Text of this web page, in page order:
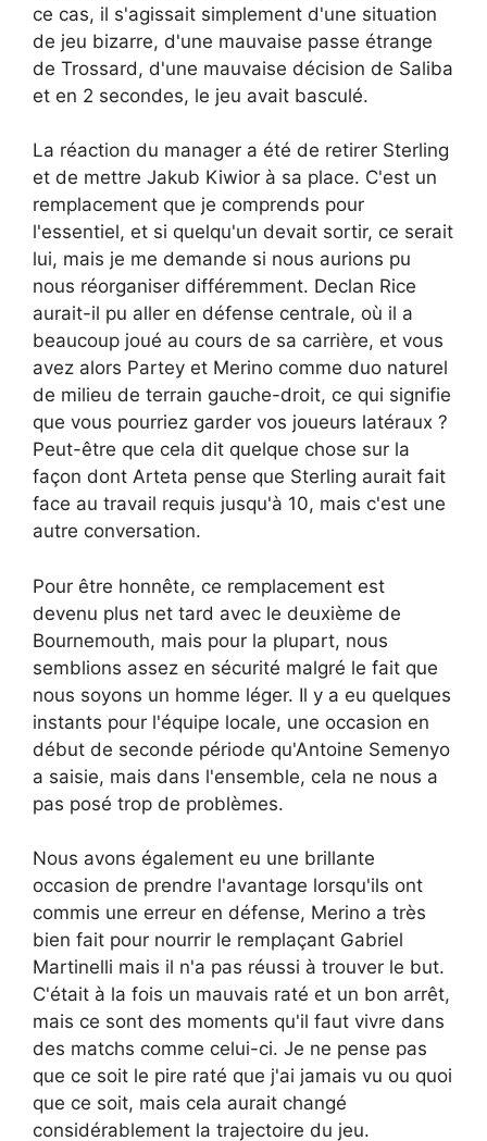
ce cas, il s'agissait simplement d'une situation
de jeu bizarre, d'une mauvaise passe étrange
de Trossard, d'une mauvaise décision de Saliba
et en 2 secondes, le jeu avait basculé.
La réaction du manager a été de retirer Sterling
et de mettre Jakub Kiwior à sa place. C'est un
remplacement que je comprends pour
l'essentiel, et si quelqu'un devait sortir, ce serait
lui, mais je me demande si nous aurions pu
nous réorganiser différemment. Declan Rice
aurait-il pu aller en défense centrale, où il a
beaucoup joué au cours de sa carrière, et vous
avez alors Partey et Merino comme duo naturel
de milieu de terrain gauche-droit, ce qui signifie
que vous pourriez garder vos joueurs latéraux ?
Peut-être que cela dit quelque chose sur la
façon dont Arteta pense que Sterling aurait fait
face au travail requis jusqu'à 10, mais c'est une
autre conversation.
Pour être honnête, ce remplacement est
devenu plus net tard avec le deuxième de
Bournemouth, mais pour la plupart, nous
semblions assez en sécurité malgré le fait que
nous soyons un homme léger. Il y a eu quelques
instants pour l'équipe locale, une occasion en
début de seconde période qu'Antoine Semenyo
a saisie, mais dans l'ensemble, cela ne nous a
pas posé trop de problèmes.
Nous avons également eu une brillante
occasion de prendre l'avantage lorsqu'ils ont
commis une erreur en défense, Merino a très
bien fait pour nourrir le remplaçant Gabriel
Martinelli mais il n'a pas réussi à trouver le but.
C'était à la fois un mauvais raté et un bon arrêt,
mais ce sont des moments qu'il faut vivre dans
des matchs comme celui-ci. Je ne pense pas
que ce soit le pire raté que j'ai jamais vu ou quoi
que ce soit, mais cela aurait changé
considérablement la trajectoire du jeu.